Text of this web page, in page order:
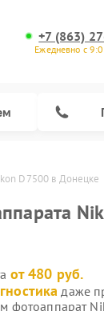
+7 (863)
Ежедневно с
D7500 в Донецке
от 480 руб.
даже
фотоаппарат